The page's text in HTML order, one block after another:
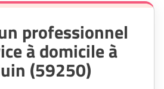
professionnel
à domicile à
(59250)